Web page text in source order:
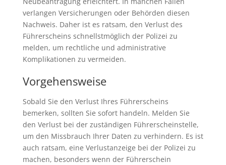
verlangen Versicherungen oder Behörden diesen
Nachweis. Daher ist es ratsam, den Verlust des
Führerscheins schnellstmöglich der Polizei zu
melden, um rechtliche und administrative
Komplikationen zu vermeiden.
Vorgehensweise
Sobald Sie den Verlust Ihres Führerscheins
bemerken, sollten Sie sofort handeln. Melden Sie
den Verlust bei der zuständigen Führerscheinstelle,
um den Missbrauch Ihrer Daten zu verhindern. Es ist
auch ratsam, eine Verlustanzeige bei der Polizei zu
machen, besonders wenn der Führerschein